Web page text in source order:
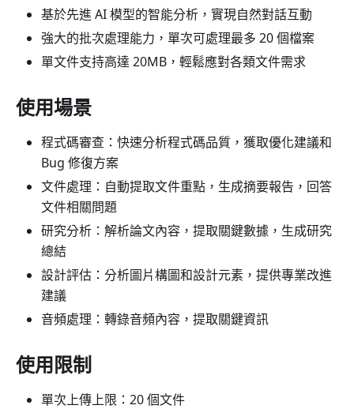
基於先進 AI 模型的智能分析，實現自然對話互動
強大的批次處理能力，單次可處理最多 20 個檔案
單文件支持高達 20MB，輕鬆應對各類文件需求
使用場景
程式碼審查：快速分析程式碼品質，獲取優化建議和
Bug 修復方案
文件處理：自動提取文件重點，生成摘要報告，回答
文件相關問題
研究分析：解析論文內容，提取關鍵數據，生成研究
總結
設計評估：分析圖片構圖和設計元素，提供專業改進
建議
音頻處理：轉錄音頻內容，提取關鍵資訊
使用限制
單次上傳上限：20 個文件